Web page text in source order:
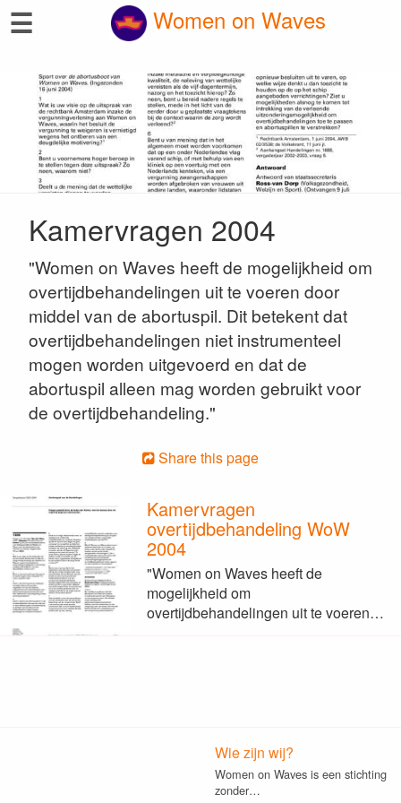
☰ Women on Waves
Kamervragen 2004
"Women on Waves heeft de mogelijkheid om
overtijdbehandelingen uit te voeren door
middel van de abortuspil. Dit betekent dat
overtijdbehandelingen niet instrumenteel
mogen worden uitgevoerd en dat de
abortuspil alleen mag worden gebruikt voor
de overtijdbehandeling."
Share this page
Kamervragen
overtijdbehandeling WoW
2004
"Women on Waves heeft de
mogelijkheid om
overtijdbehandelingen uit te voeren…
Wie zijn wij?
Women on Waves is een stichting
zonder…